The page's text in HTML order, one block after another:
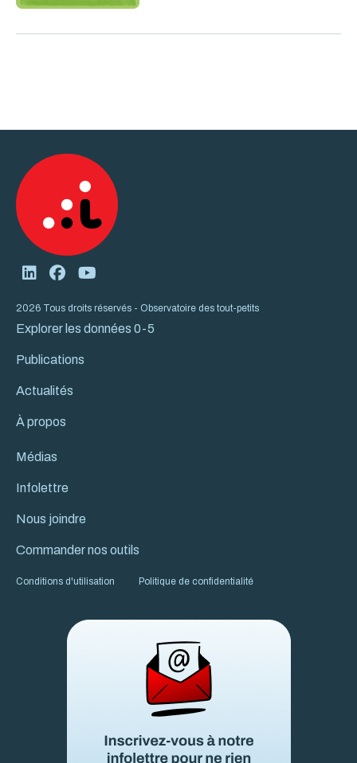
2026 Tous droits réservés - Observatoire des tout-petits
Explorer les données 0-5
Publications
Actualités
À propos
Médias
Infolettre
Nous joindre
Commander nos outils
Conditions d'utilisation Politique de confidentialité